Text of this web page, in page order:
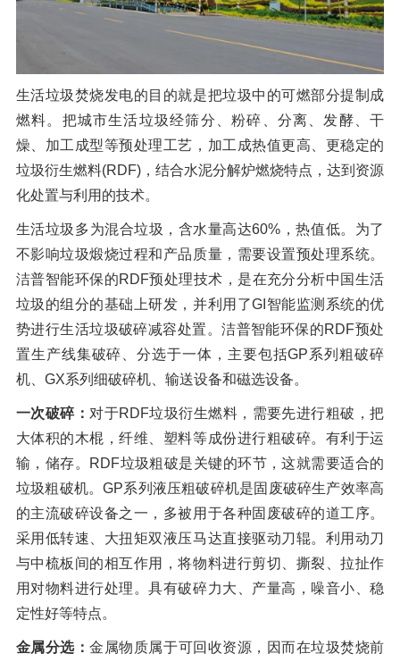
生活垃圾焚烧发电的目的就是把垃圾中的可燃部分提制成
燃料。把城市生活垃圾经筛分、粉碎、分离、发酵、干
燥、加工成型等预处理工艺，加工成热值更高、更稳定的
垃圾衍生燃料(RDF)，结合水泥分解炉燃烧特点，达到资源
化处置与利用的技术。
生活垃圾多为混合垃圾，含水量高达60%，热值低。为了
不影响垃圾煅烧过程和产品质量，需要设置预处理系统。
洁普智能环保的RDF预处理技术，是在充分分析中国生活
垃圾的组分的基础上研发，并利用了GI智能监测系统的优
势进行生活垃圾破碎减容处置。洁普智能环保的RDF预处
置生产线集破碎、分选于一体，主要包括GP系列粗破碎
机、GX系列细破碎机、输送设备和磁选设备。
一次破碎： 对于RDF垃圾衍生燃料，需要先进行粗破，把
大体积的木棍，纤维、塑料等成份进行粗破碎。有利于运
输，储存。RDF垃圾粗破是关键的环节，这就需要适合的
垃圾粗破机。GP系列液压粗破碎机是固废破碎生产效率高
的主流破碎设备之一，多被用于各种固废破碎的道工序。
采用低转速、大扭矩双液压马达直接驱动刀辊。利用动刀
与中梳板间的相互作用，将物料进行剪切、撕裂、拉扯作
用对物料进行处理。具有破碎力大、产量高，噪音小、稳
定性好等特点。
金属分选：金属物质属于可回收资源，因而在垃圾焚烧前